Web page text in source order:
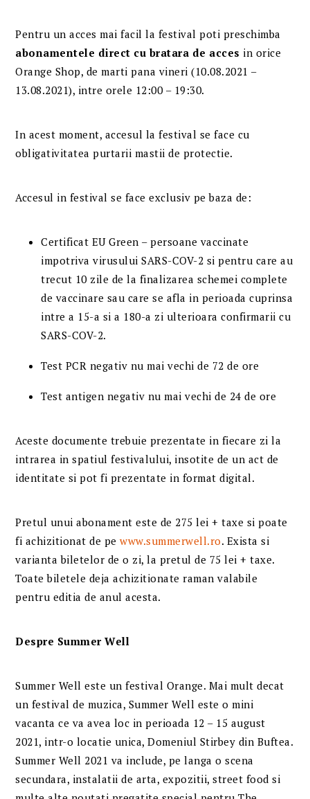
Pentru un acces mai facil la festival poti preschimba
abonamentele direct cu bratara de acces in orice
Orange Shop, de marti pana vineri (10.08.2021 –
13.08.2021), intre orele 12:00 – 19:30.
In acest moment, accesul la festival se face cu
obligativitatea purtarii mastii de protectie.
Accesul in festival se face exclusiv pe baza de:
Certificat EU Green – persoane vaccinate
impotriva virusului SARS-COV-2 si pentru care au
trecut 10 zile de la finalizarea schemei complete
de vaccinare sau care se afla in perioada cuprinsa
intre a 15-a si a 180-a zi ulterioara confirmarii cu
SARS-COV-2.
Test PCR negativ nu mai vechi de 72 de ore
Test antigen negativ nu mai vechi de 24 de ore
Aceste documente trebuie prezentate in fiecare zi la
intrarea in spatiul festivalului, insotite de un act de
identitate si pot fi prezentate in format digital.
Pretul unui abonament este de 275 lei + taxe si poate
fi achizitionat de pewww.summerwell.ro. Exista si
varianta biletelor de o zi, la pretul de 75 lei + taxe.
Toate biletele deja achizitionate raman valabile
pentru editia de anul acesta.
Despre Summer Well
Summer Well este un festival Orange. Mai mult decat
un festival de muzica, Summer Well este o mini
vacanta ce va avea loc in perioada 12 – 15 august
2021, intr-o locatie unica, Domeniul Stirbey din Buftea.
Summer Well 2021 va include, pe langa o scena
secundara, instalatii de arta, expozitii, street food si